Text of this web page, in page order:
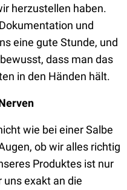
herzustellen haben.
und
eine gute Stunde, und
dass man das
in den Händen hält.
wie bei einer Salbe
ob wir alles richtig
Produktes ist nur
exakt an die